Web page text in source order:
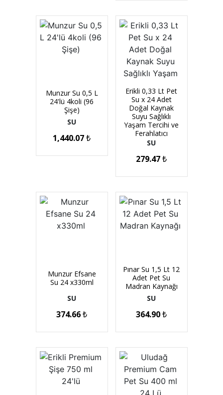
Munzur Su 0,5 L
24'lü 4koli (96
Şişe)
SU
1,440.07₺
Erikli 0,33 Lt Pet
Su x 24 Adet
Doğal Kaynak
Suyu Sağlıklı
Yaşam Tercihi ve
Ferahlatıcı
SU
279.47₺
Munzur Efsane
Su 24 x330ml
SU
374.66₺
Pınar Su 1,5 Lt 12
Adet Pet Su
Madran Kaynağı
SU
364.90₺